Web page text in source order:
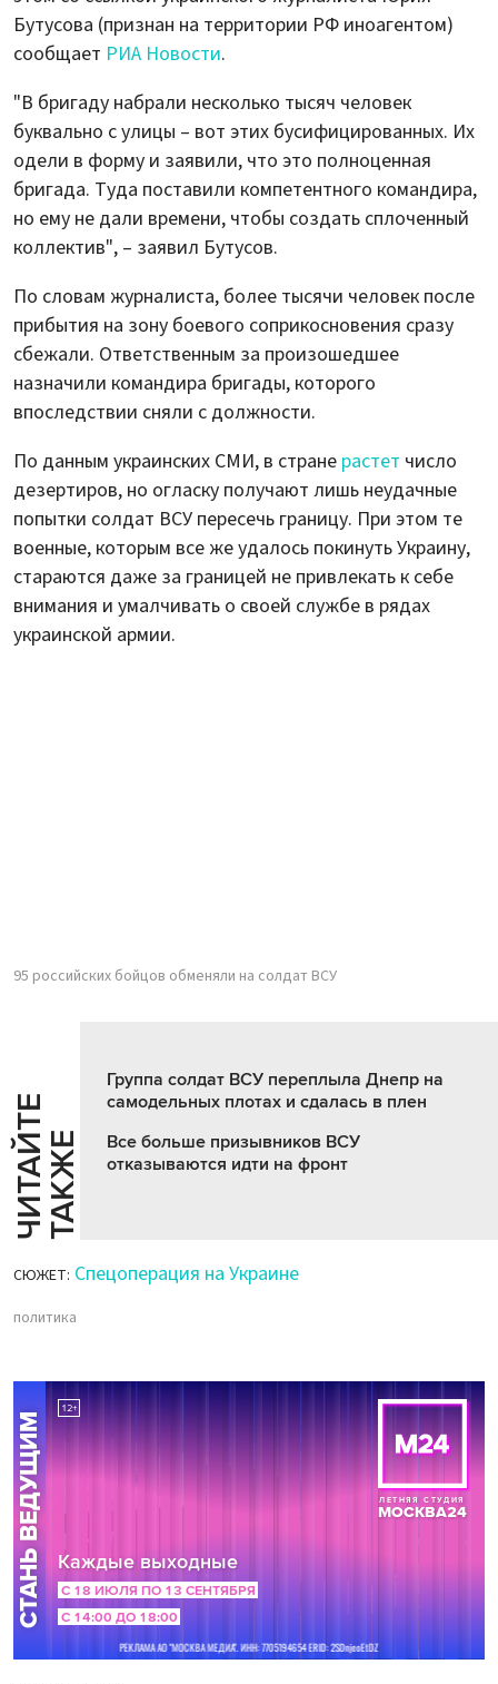
Бутусова (признан на территории РФ иноагентом)
сообщает РИА Новости.
"В бригаду набрали несколько тысяч человек
буквально с улицы – вот этих бусифицированных. Их
одели в форму и заявили, что это полноценная
бригада. Туда поставили компетентного командира,
но ему не дали времени, чтобы создать сплоченный
коллектив", – заявил Бутусов.
По словам журналиста, более тысячи человек после
прибытия на зону боевого соприкосновения сразу
сбежали. Ответственным за произошедшее
назначили командира бригады, которого
впоследствии сняли с должности.
По данным украинских СМИ, в стране растет число
дезертиров, но огласку получают лишь неудачные
попытки солдат ВСУ пересечь границу. При этом те
военные, которым все же удалось покинуть Украину,
стараются даже за границей не привлекать к себе
внимания и умалчивать о своей службе в рядах
украинской армии.
95 российских бойцов обменяли на солдат ВСУ
Ч
И
Т
АЙ
Т
Е
Т
А
К
ЖЕ
Группа солдат ВСУ переплыла Днепр на
самодельных плотах и сдалась в плен
Все больше призывников ВСУ
отказываются идти на фронт
СЮЖЕТ: Спецоперация на Украине
политика